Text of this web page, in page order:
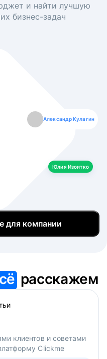
и найти лучшую
бизнес-задач
Александр Кулагин
Юлия Изоитко
Даниил Макаров
Екатерина Лазаренко
Борис Кашко
Юлия Изоитко
для компании
расскажем
клиентов и советами
Clickme